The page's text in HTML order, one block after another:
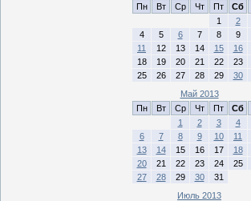
Пн
Вт Ср Чт Пт Сб
1
2
4
5 6 7 8 9
11
12 13 14 15 16
18
19 20 21 22 23
25
26 27 28 29 30
Май 2013
Пн
Вт Ср Чт Пт Сб
1
2 3 4
6
7 8 9 10 11
13
14 15 16 17 18
20
21 22 23 24 25
27
28 29 30
31
Июль 2013